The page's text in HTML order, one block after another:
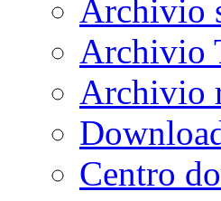
Archivio
Archivio
Archivio
Centro